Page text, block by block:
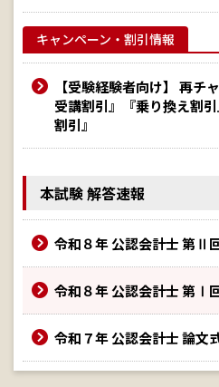
キャンペーン・割引情報
【受験経験者向け】 再チ
受講割引』『乗り換え割
割引』
本試験 解答速報
令和８年 公認会計士 第Ⅱ
令和８年 公認会計士 第Ⅰ
令和７年 公認会計士 論文